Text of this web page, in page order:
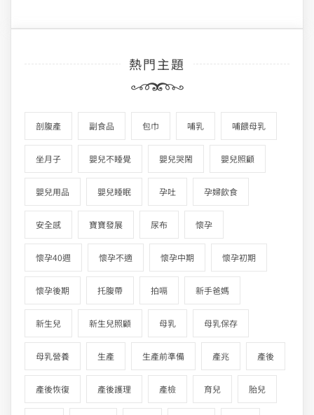
熱門主題
剖腹產 副食品 包巾 哺乳 哺餵母乳
坐月子 嬰兒不睡覺 嬰兒哭鬧 嬰兒照顧
嬰兒用品 嬰兒睡眠 孕吐 孕婦飲食
安全感 寶寶發展 尿布 懷孕
懷孕40週 懷孕不適 懷孕中期 懷孕初期
懷孕後期 托腹帶 拍嗝 新手爸媽
新生兒 新生兒照顧 母乳 母乳保存
母乳營養 生產 生產前準備 產兆 產後
產後恢復 產後護理 產檢 育兒 胎兒